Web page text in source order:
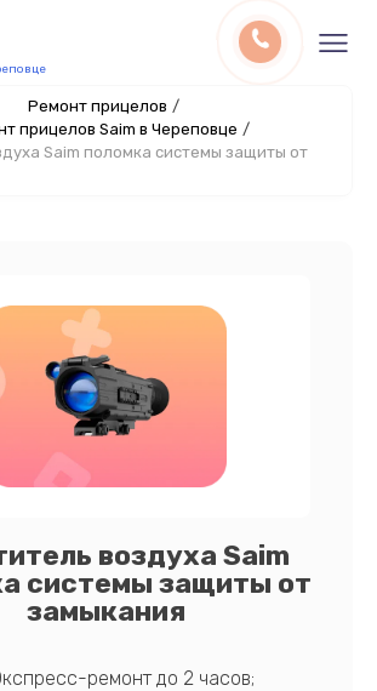
Ремонт прицелов /
прицелов Saim в Череповце /
Saim поломка системы защиты от
воздуха Saim
системы защиты от
замыкания
ремонт до 2 часов;